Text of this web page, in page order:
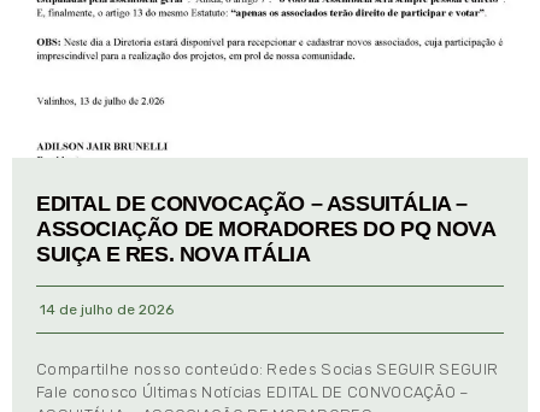
EDITAL DE CONVOCAÇÃO – ASSUITÁLIA –
ASSOCIAÇÃO DE MORADORES DO PQ NOVA
SUIÇA E RES. NOVA ITÁLIA
14 de julho de 2026
Compartilhe nosso conteúdo: Redes Socias SEGUIR SEGUIR
Fale conosco Últimas Notícias EDITAL DE CONVOCAÇÃO –